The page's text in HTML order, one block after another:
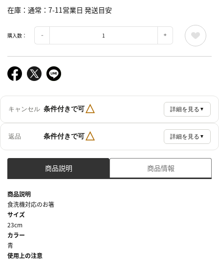
在庫 通常：7-11営業日 発送目安
購入数：
キャンセル 条件付きで可△ 詳細を見る ▼
返品 条件付きで可△ 詳細を見る ▼
商品説明 商品情報
商品説明
食洗機対応のお箸
サイズ
23cm
カラー
青
使用上の注意